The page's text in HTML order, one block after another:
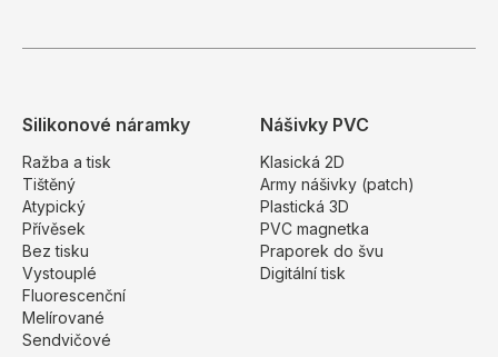
Silikonové náramky
Ražba a tisk
Tištěný
Atypický
Přívěsek
Bez tisku
Vystouplé
Fluorescenční
Melírované
Sendvičové
Nášivky PVC
Klasická 2D
Army nášivky (patch)
Plastická 3D
PVC magnetka
Praporek do švu
Digitální tisk